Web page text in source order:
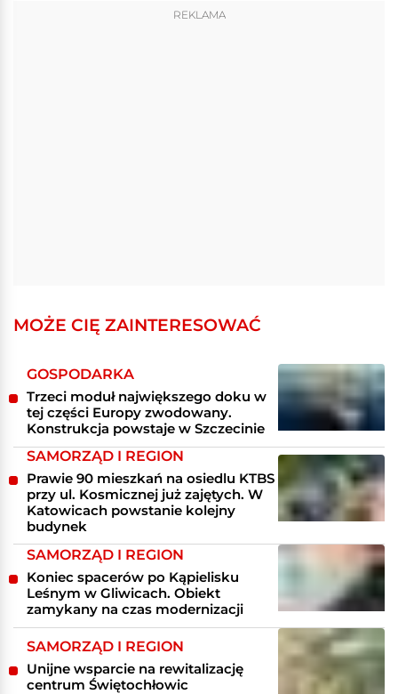
REKLAMA
MOŻE CIĘ ZAINTERESOWAĆ
GOSPODARKA
Trzeci moduł największego doku w
tej części Europy zwodowany.
Konstrukcja powstaje w Szczecinie
SAMORZĄD I REGION
Prawie 90 mieszkań na osiedlu KTBS
przy ul. Kosmicznej już zajętych. W
Katowicach powstanie kolejny
budynek
SAMORZĄD I REGION
Koniec spacerów po Kąpielisku
Leśnym w Gliwicach. Obiekt
zamykany na czas modernizacji
SAMORZĄD I REGION
Unijne wsparcie na rewitalizację
centrum Świętochłowic